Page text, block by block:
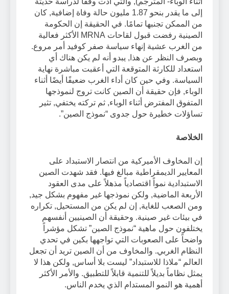
إلى ما يقدر بنحو 1.87 مليون حالة وفاة إضافية, كان
من الممكن تجنبها تمامًا. في الحقيقة إن الحكومة
الصينية رفضت قبول لقاحات MRNA الأكثر فعالية
من الغرب عشية إنهاء سياسة صفر كوفيد أمر مروع.
وبصرف النظر عن هذا, يبدو أنه لم يكن هناك أي
استعداد للكارثة المتوقعة التي أعقبت مباشرة نهاية
السياسة. وفي حين كان أداء الغرب ضعيفًا أيضًا أثناء
الوباء, فإن حقيقة أن الصين كانت تروج لنموذجها
المتفوق المفترض أثناء الوباء, ثم تركته يختفي, تثير
تساؤلات خطيرة حول جدوى “نموذج الصين”.
الخلاصة
إن المخاوف الأميركية من انتصار الاستبداد على
المعايير الديمقراطية مبالغ فيها. فقد شهدت الصين
الاستبدادية نمواً اقتصادياً مذهلاً على مدى العقود
الأربعة الماضية, ولكن نموذجها غير مفهوم بشكل جيد,
ومن الصعب للغاية, إن لم يكن من المستحيل, تكراره
في بيئات غير صينية. وحقيقة أن الصينيين أنفسهم
يختلفون حول ماهية “نموذج الصين” تشكل مؤشراً
واضحاً على الصعوبات التي تواجهها بكين في تحدي
النظام الغربي. والمخاوف من أن الصين تريد أن تجعل
العالم “ملاذا للاستبداد” ليست بلا أساس, ولكن هذا لا
يمثل نظاماً بديلاً للتنمية قابلاً للتطبيق. والأمر الأكثر
أهمية هو النمو المستدام الذي يخدم الناس.